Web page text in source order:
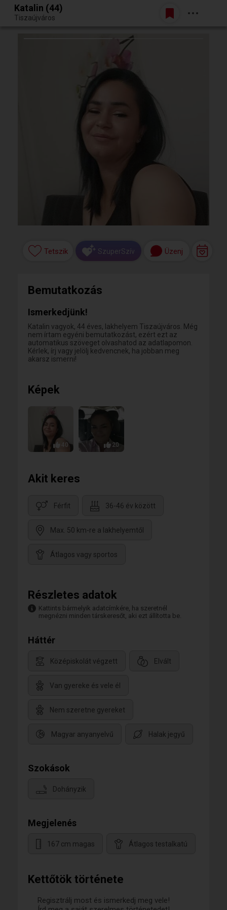
Egy jó randiból bármi lehet.
Belépés
Katalin (44)
Tiszaújváros
Kettőtök története
Regisztrálj most és ismerkedj meg vele!
Tetszik SzuperSzív Üzenj
Bemutatkozás
Ismerkedjünk!
Katalin vagyok, 44 éves, lakhelyem Tiszaújváros. Még
nem írtam egyéni bemutatkozást, ezért ezt az
automatikus szöveget olvashatod az adatlapomon.
Kérlek, írj vagy jelölj kedvencnek, ha jobban meg
akarsz ismerni!
Képek
40 20
Akit keres
Férfit 36-46 év között
Max. 50 km-re a lakhelyemtől
Átlagos vagy sportos
Részletes adatok
Kattints bármelyik adatcímkére, ha szeretnél
megnézni minden társkeresőt, aki ezt állította be.
Háttér
Középiskolát végzett Elvált
Van gyereke és vele él
Nem szeretne gyereket
Magyar anyanyelvű Halak jegyű
Szokások
Dohányzik
Megjelenés
167 cm magas Átlagos testalkatú